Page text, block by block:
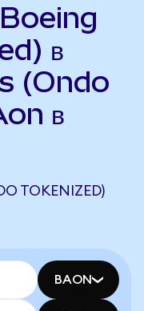
Boeing
в
(Ondo
в
TOKENIZED)
BAON